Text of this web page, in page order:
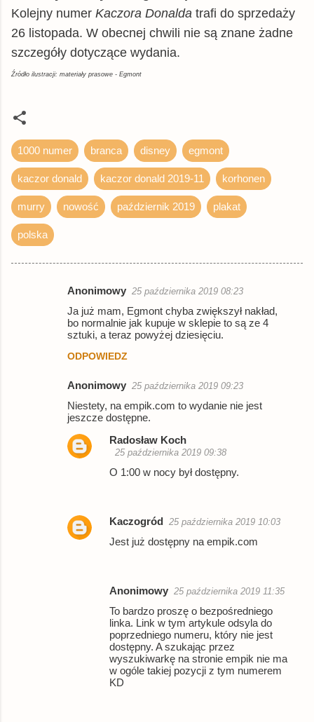
Kolejny numer Kaczora Donalda trafi do sprzedaży
26 listopada. W obecnej chwili nie są znane żadne
szczegóły dotyczące wydania.
Źródło ilustracji: materiały prasowe - Egmont
1000 numer branca disney egmont
kaczor donald kaczor donald 2019-11 korhonen
murry nowość październik 2019 plakat
polska
Anonimowy 25 października 2019 08:23
Ja już mam, Egmont chyba zwiększył nakład,
bo normalnie jak kupuje w sklepie to są ze 4
sztuki, a teraz powyżej dziesięciu.
ODPOWIEDZ
Anonimowy 25 października 2019 09:23
Niestety, na empik.com to wydanie nie jest
jeszcze dostępne.
Radosław Koch
25 października 2019 09:38
O 1:00 w nocy był dostępny.
Kaczogród 25 października 2019 10:03
Jest już dostępny na empik.com
Anonimowy 25 października 2019 11:35
To bardzo proszę o bezpośredniego
linka. Link w tym artykule odsyla do
poprzedniego numeru, który nie jest
dostępny. A szukając przez
wyszukiwarkę na stronie empik nie ma
w ogóle takiej pozycji z tym numerem
KD